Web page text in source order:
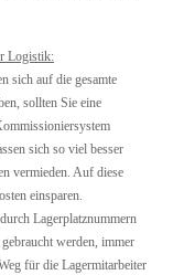
Logistik:
sich auf die gesamte
sollten Sie eine
sich so viel besser
vermieden. Auf diese
einsparen.
Lagerplatznummern
werden, immer
für die Lagermitarbeiter